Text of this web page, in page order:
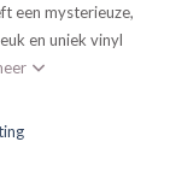
een mysterieuze,
en uniek vinyl